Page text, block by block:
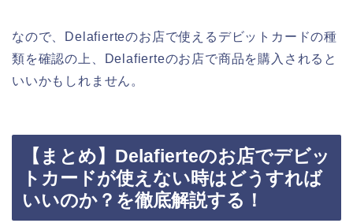
なので、Delafierteのお店で使えるデビットカードの種
類を確認の上、Delafierteのお店で商品を購入されると
いいかもしれません。
【まとめ】Delafierteのお店でデビッ
トカードが使えない時はどうすれば
いいのか？を徹底解説する！